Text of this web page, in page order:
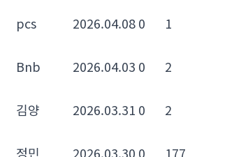
pcs 2026.04.080 1
Bnb 2026.04.03 0 2
김양 2026.03.31 0 2
정민 2026.03.30 0 177